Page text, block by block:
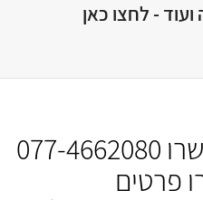
- לחצו כאן
077-4662080
פרטים